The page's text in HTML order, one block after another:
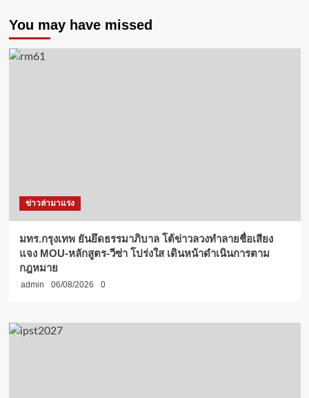
You may have missed
ข่าวล่ามาแรง
มทร.กรุงเทพ ยันยึดธรรมาภิบาล โต้ข่าวลวงทำลายชื่อเสียง
แจง MOU-หลักสูตร-วีซ่า โปร่งใส เดินหน้าดำเนินการตาม
กฎหมาย
admin 06/08/2026 0